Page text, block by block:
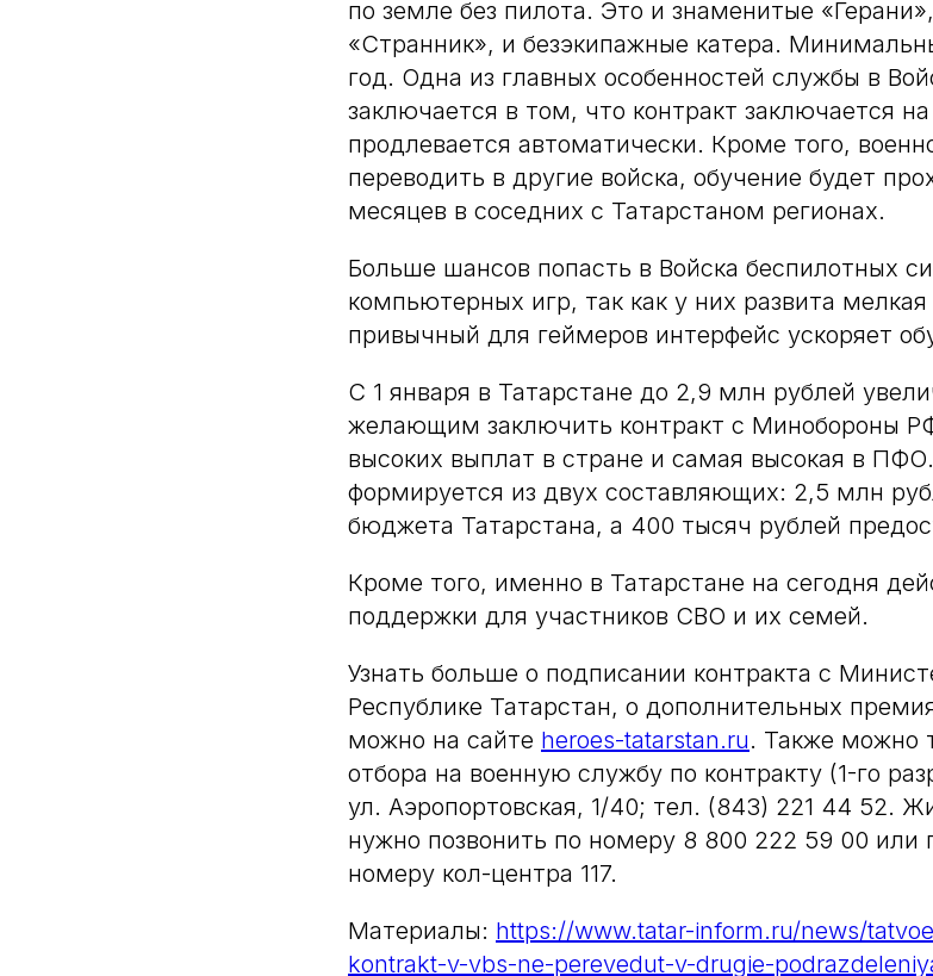
по земле без пилота. Это и знаменитые
«Странник», и безэкипажные катера.
год. Одна из главных особенностей службы в
заключается в том, что контракт заключается
продлевается автоматически. Кроме того,
переводить в другие войска, обучение будет
месяцев в соседних с Татарстаном регионах.
Больше шансов попасть в Войска беспилотных
компьютерных игр, так как у них развита
привычный для геймеров интерфейс ускоряет
С 1 января в Татарстане до 2,9 млн рублей
желающим заключить контракт с Минобороны
высоких выплат в стране и самая высокая в
формируется из двух составляющих: 2,5 млн
бюджета Татарстана, а 400 тысяч рублей
Кроме того, именно в Татарстане на сегодня
поддержки для участников СВО и их семей.
Узнать больше о подписании контракта с
Республике Татарстан, о дополнительных
можно на сайте heroes-tatarstan.ru. Также можно
отбора на военную службу по контракту (1-го
ул. Аэропортовская, 1/40; тел. (843) 221 44 52.
нужно позвонить по номеру 8 800 222 59 00 или
номеру кол-центра 117.
Материалы: https://www.tatar-inform.ru/news/
kontrakt-v-vbs-ne-perevedut-v-drugie-